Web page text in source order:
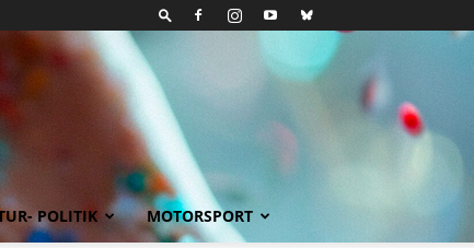
POLITIK MOTORSPORT